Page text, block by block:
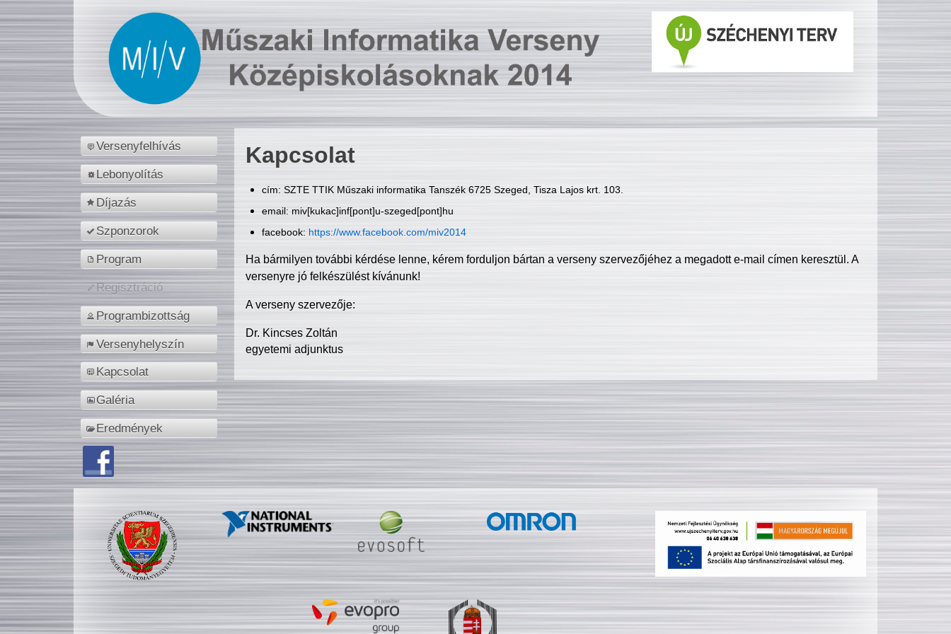
Versenyfelhívás
Lebonyolítás
Díjazás
Szponzorok
Program
Regisztráció
Programbizottság
Versenyhelyszín
Kapcsolat
Galéria
Eredmények
Kapcsolat
cím: SZTE TTIK Műszaki informatika Tanszék 6725 Szeged, Tisza Lajos krt. 103.
email: miv[kukac]inf[pont]u-szeged[pont]hu
facebook: https://www.facebook.com/miv2014
Ha bármilyen további kérdése lenne, kérem forduljon bártan a verseny szervezőjéhez a megadott e-mail címen keresztül. A
versenyre jó felkészülést kívánunk!
A verseny szervezője:
Dr. Kincses Zoltán
egyetemi adjunktus